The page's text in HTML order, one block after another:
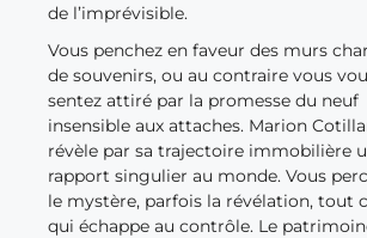
de l’imprévisible.
Vous penchez en faveur des murs
de souvenirs, ou au contraire vous
sentez attiré par la promesse du neuf
insensible aux attaches. Marion
révèle par sa trajectoire immobilière
rapport singulier au monde. Vous
le mystère, parfois la révélation, tout
qui échappe au contrôle. Le